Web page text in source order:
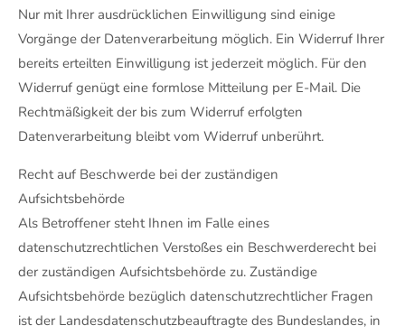
Nur mit Ihrer ausdrücklichen Einwilligung sind einige
Vorgänge der Datenverarbeitung möglich. Ein Widerruf Ihrer
bereits erteilten Einwilligung ist jederzeit möglich. Für den
Widerruf genügt eine formlose Mitteilung per E-Mail. Die
Rechtmäßigkeit der bis zum Widerruf erfolgten
Datenverarbeitung bleibt vom Widerruf unberührt.
Recht auf Beschwerde bei der zuständigen
Aufsichtsbehörde
Als Betroffener steht Ihnen im Falle eines
datenschutzrechtlichen Verstoßes ein Beschwerderecht bei
der zuständigen Aufsichtsbehörde zu. Zuständige
Aufsichtsbehörde bezüglich datenschutzrechtlicher Fragen
ist der Landesdatenschutzbeauftragte des Bundeslandes, in